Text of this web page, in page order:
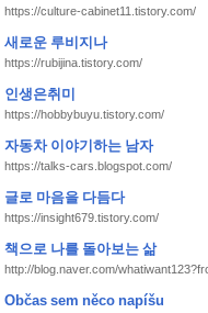
https://culture-cabinet11.tistory.com/
새로운 루비지나
https://rubijina.tistory.com/
인생은취미
https://hobbybuyu.tistory.com/
자동차 이야기하는 남자
https://talks-cars.blogspot.com/
글로 마음을 다듬다
https://insight679.tistory.com/
책으로 나를 돌아보는 삶
http://blog.naver.com/
Občas sem něco napíšu